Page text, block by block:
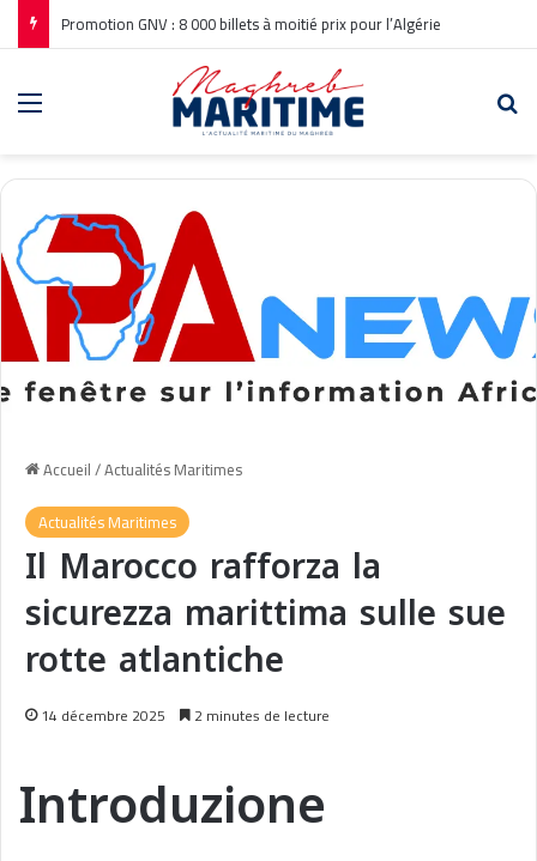
Promotion GNV : 8 000 billets à moitié prix pour l’Algérie
Accueil/Actualités Maritimes
Actualités Maritimes
Il Marocco rafforza la
sicurezza marittima sulle sue
rotte atlantiche
14 décembre 2025 2 minutes de lecture
Introduzione